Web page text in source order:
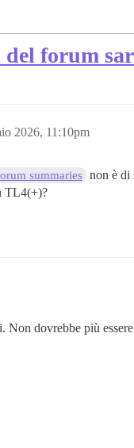
forum
2026, 11:10pm
summaries non è di
TL4(+)?
dovrebbe più